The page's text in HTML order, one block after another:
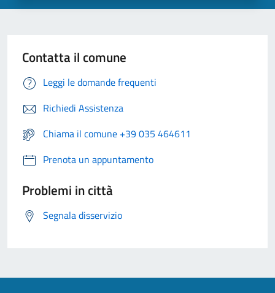
Contatta il comune
Leggi le domande frequenti
Richiedi Assistenza
Chiama il comune +39 035 464611
Prenota un appuntamento
Problemi in città
Segnala disservizio